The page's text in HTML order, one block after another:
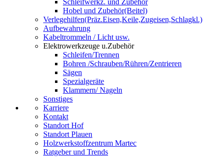
Schleifwerkz. und Zubehör
Hobel und Zubehör(Beitel)
Verlegehilfen(Präz.Eisen,Keile,Zugeisen,Schlagkl.)
Aufbewahrung
Kabeltrommeln / Licht usw.
Elektrowerkzeuge u.Zubehör
Schleifen/Trennen
Bohren /Schrauben/Rühren/Zentrieren
Sägen
Spezialgeräte
Klammern/ Nageln
Sonstiges
Karriere
Kontakt
Standort Hof
Standort Plauen
Holzwerkstoffzentrum Martec
Ratgeber und Trends